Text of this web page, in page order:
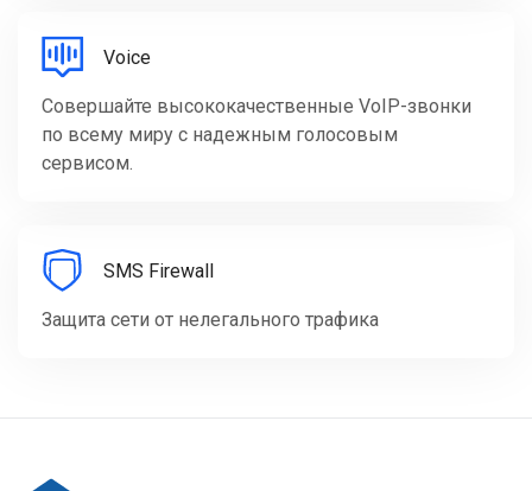
Voice
Совершайте высококачественные VoIP-звонки
по всему миру с надежным голосовым
сервисом.
SMS Firewall
Защита сети от нелегального трафика